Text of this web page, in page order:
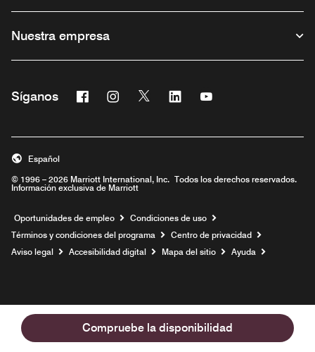
Compruebe la disponibilidad
Nuestra empresa
Síganos Facebook
Abre una ventana nueva
Instagram
Abre una ventana nueva
Twitter
Abre una ventana nueva
Linkedin
Abre una ventana nueva
Abre una ventana
© 1996 – 2026 Marriott International, Inc. Todos los derechos reservados.
Información exclusiva de Marriott
Español
Oportunidades de empleo Abre una ventana nueva
Condiciones de uso
Términos y condiciones del programa
Centro de privacidad
Aviso legal
Accesibilidad digital Mapa del sitio Ayuda